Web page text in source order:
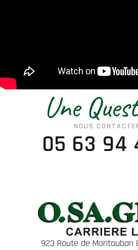
Une
NOUS
05 63 94
923 Route de Montauban